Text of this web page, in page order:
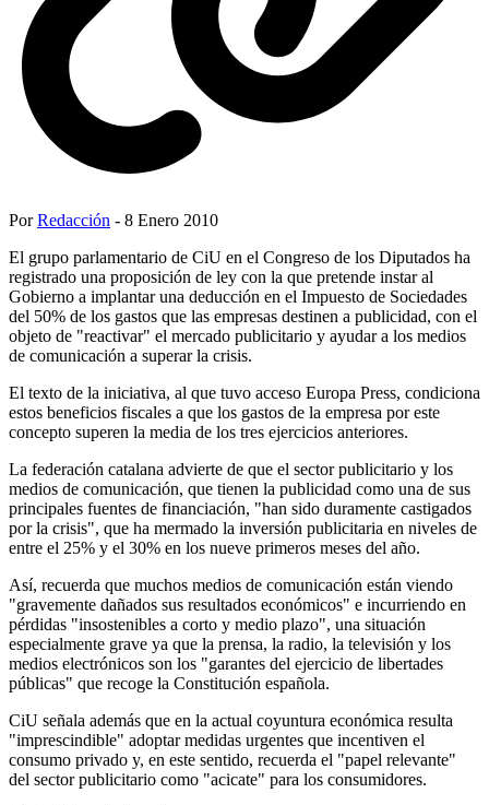
PorRedacción - 8 Enero 2010
El grupo parlamentario de CiU en el Congreso de los Diputados ha
registrado una proposición de ley con la que pretende instar al
Gobierno a implantar una deducción en el Impuesto de Sociedades
del 50% de los gastos que las empresas destinen a publicidad, con el
objeto de "reactivar" el mercado publicitario y ayudar a los medios
de comunicación a superar la crisis.
El texto de la iniciativa, al que tuvo acceso Europa Press, condiciona
estos beneficios fiscales a que los gastos de la empresa por este
concepto superen la media de los tres ejercicios anteriores.
La federación catalana advierte de que el sector publicitario y los
medios de comunicación, que tienen la publicidad como una de sus
principales fuentes de financiación, "han sido duramente castigados
por la crisis", que ha mermado la inversión publicitaria en niveles de
entre el 25% y el 30% en los nueve primeros meses del año.
Así, recuerda que muchos medios de comunicación están viendo
"gravemente dañados sus resultados económicos" e incurriendo en
pérdidas "insostenibles a corto y medio plazo", una situación
especialmente grave ya que la prensa, la radio, la televisión y los
medios electrónicos son los "garantes del ejercicio de libertades
públicas" que recoge la Constitución española.
CiU señala además que en la actual coyuntura económica resulta
"imprescindible" adoptar medidas urgentes que incentiven el
consumo privado y, en este sentido, recuerda el "papel relevante"
del sector publicitario como "acicate" para los consumidores.